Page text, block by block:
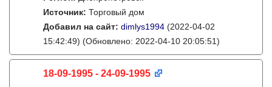
Источник: Торговый дом
Добавил на сайт: dimlys1994 (2022-04-02
15:42:49) (Обновлено: 2022-04-10 20:05:51)
18-09-1995 - 24-09-1995